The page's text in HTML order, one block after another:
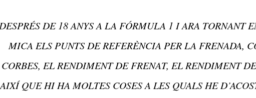
DE 18 ANYS A LA FÓRMULA 1 I ARA TORNANT
MICA ELS PUNTS DE REFERÈNCIA PER LA FRENADA,
CORBES, EL RENDIMENT DE FRENAT, EL RENDIMENT
AIXÍ QUE HI HA MOLTES COSES A LES QUALS HE